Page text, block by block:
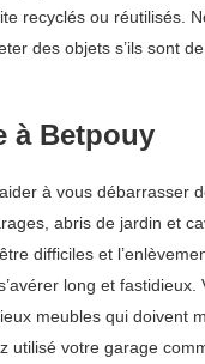
recyclés ou réutilisés.
des objets s’ils sont
à Betpouy
à vous débarrasser
abris de jardin et
difficiles et
long et fastidieux.
meubles qui doivent
utilisé votre garage